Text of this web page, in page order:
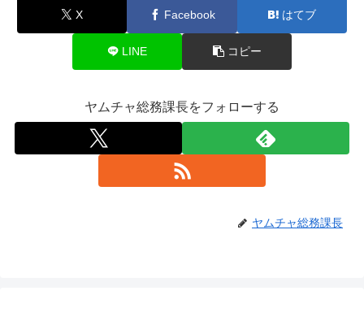
X Facebook はてブ
LINE コピー
ヤムチャ総務課長をフォローする
ヤムチャ総務課長